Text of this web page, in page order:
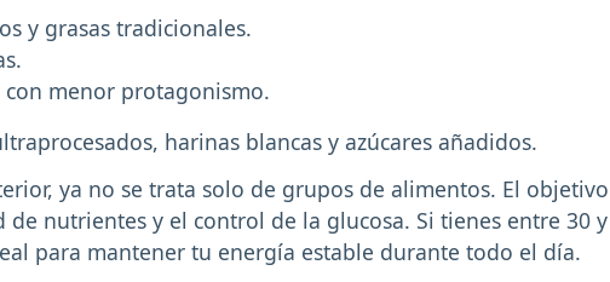
y grasas tradicionales.
menor protagonismo.
harinas blancas y azúcares añadidos.
ya no se trata solo de grupos de alimentos. El objetivo
nutrientes y el control de la glucosa. Si tienes entre 30 y
para mantener tu energía estable durante todo el día.